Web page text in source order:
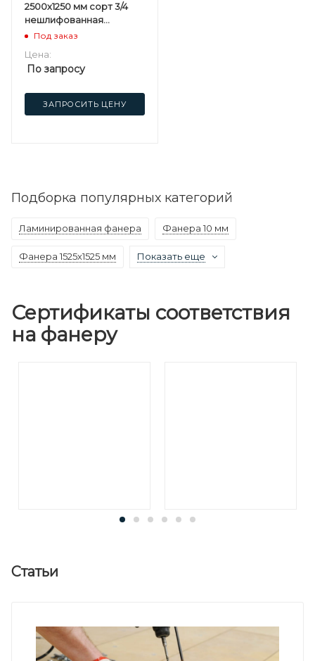
2500х1250 мм сорт 3/4
нешлифованная
березовая
Под заказ
Цена:
По запросу
ЗАПРОСИТЬ ЦЕНУ
Подборка популярных категорий
Ламинированная фанера Фанера 10 мм
Фанера 1525х1525 мм Показать еще
Сертификаты соответствия
на фанеру
Статьи